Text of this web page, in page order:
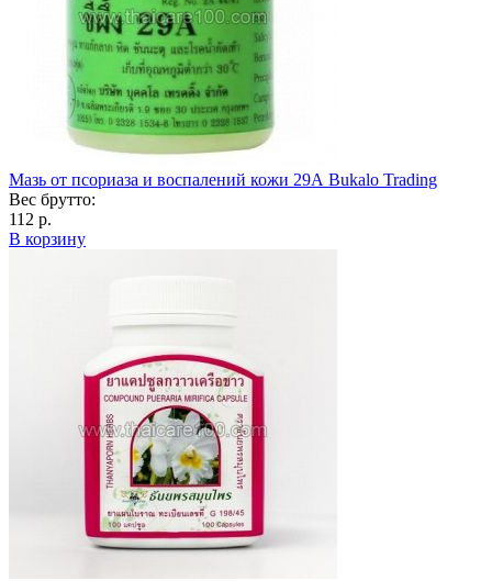
Мазь от псориаза и воспалений кожи 29А Bukalo Trading
Вес брутто:
112 р.
В корзину